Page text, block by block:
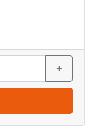
+